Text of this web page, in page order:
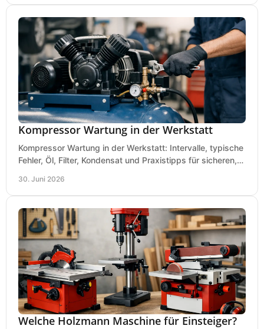
Kompressor Wartung in der Werkstatt
Kompressor Wartung in der Werkstatt: Intervalle, typische
Fehler, Öl, Filter, Kondensat und Praxistipps für sicheren,
30. Juni 2026
Welche Holzmann Maschine für Einsteiger?